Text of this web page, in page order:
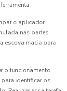
o aplicador.
nas partes
escova macia para
o funcionamento
identificar os